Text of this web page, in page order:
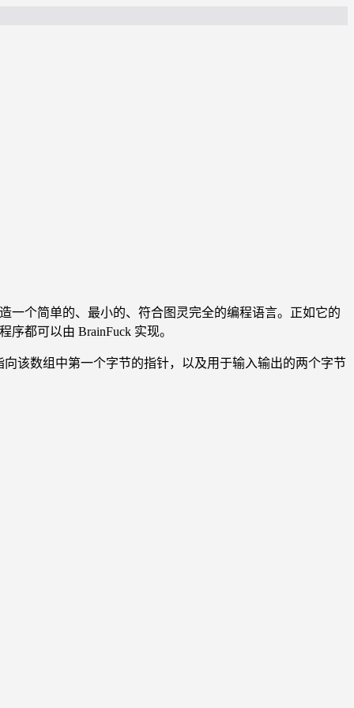
造一个简单的、最小的、符合图灵完全的编程语言。正如它的
都可以由 BrainFuck 实现。
该数组中第一个字节的指针，以及用于输入输出的两个字节